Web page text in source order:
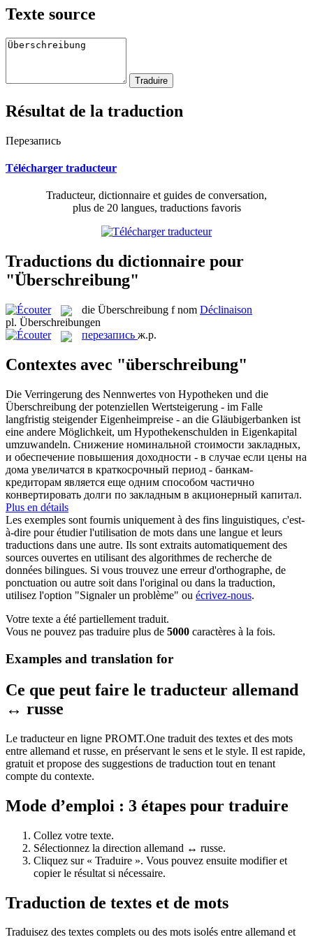
Texte source
Résultat de la traduction
Перезапись
Télécharger traducteur
Traducteur, dictionnaire et guides de conversation,
plus de 20 langues, traductions favoris
Traductions du dictionnaire pour
"Überschreibung"
die Überschreibung f nom Déclinaison
pl. Überschreibungen
перезапись ж.р.
Contextes avec "überschreibung"
Die Verringerung des Nennwertes von Hypotheken und die
Überschreibung der potenziellen Wertsteigerung - im Falle
langfristig steigender Eigenheimpreise - an die Gläubigerbanken ist
eine andere Möglichkeit, um Hypothekenschulden in Eigenkapital
umzuwandeln. Снижение номинальной стоимости закладных,
и обеспечение повышения доходности - в случае если цены на
дома увеличатся в краткосрочный период - банкам-
кредиторам является еще одним способом частично
конвертировать долги по закладным в акционерный капитал.
Plus en détails
Les exemples sont fournis uniquement à des fins linguistiques, c'est-
à-dire pour étudier l'utilisation de mots dans une langue et leurs
traductions dans une autre. Ils sont extraits automatiquement des
sources ouvertes en utilisant des algorithmes de recherche de
données bilingues. Si vous trouvez une erreur d'orthographe, de
ponctuation ou autre soit dans l'original ou dans la traduction,
utilisez l'option "Signaler un problème" ou écrivez-nous.
Votre texte a été partiellement traduit.
Vous ne pouvez pas traduire plus de 5000 caractères à la fois.
Examples and translation for
Ce que peut faire le traducteur allemand
↔ russe
Le traducteur en ligne PROMT.One traduit des textes et des mots
entre allemand et russe, en préservant le sens et le style. Il est rapide,
gratuit et propose des suggestions de traduction tout en tenant
compte du contexte.
Mode d’emploi : 3 étapes pour traduire
Collez votre texte.
Sélectionnez la direction allemand ↔ russe.
Cliquez sur « Traduire ». Vous pouvez ensuite modifier et
copier le résultat si nécessaire.
Traduction de textes et de mots
Traduisez des textes complets ou des mots isolés entre allemand et